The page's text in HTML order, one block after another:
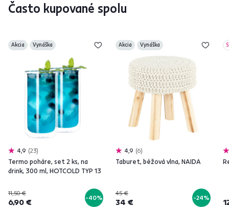
Často kupované spolu
Akcia Vynáška
4,9 23
Termo poháre, set 2 ks, na
drink, 300 ml, HOTCOLD TYP 13
11,50 €
6,90 € -40%
Akcia Vynáška
4,9 6
Taburet, béžová vlna, NAIDA
45 €
34 € -24%